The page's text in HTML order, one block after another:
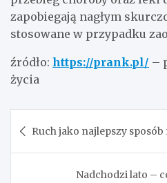
zapobiegają nagłym
stosowane w przypadku
źródło: https://prank.pl/ –
życia
wpisu
Ruch jako najlepszy sposób
Nadchodzi lato –